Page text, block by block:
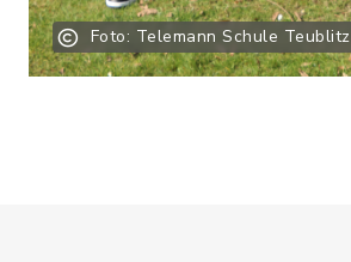
Foto: Telemann Schule Teublitz